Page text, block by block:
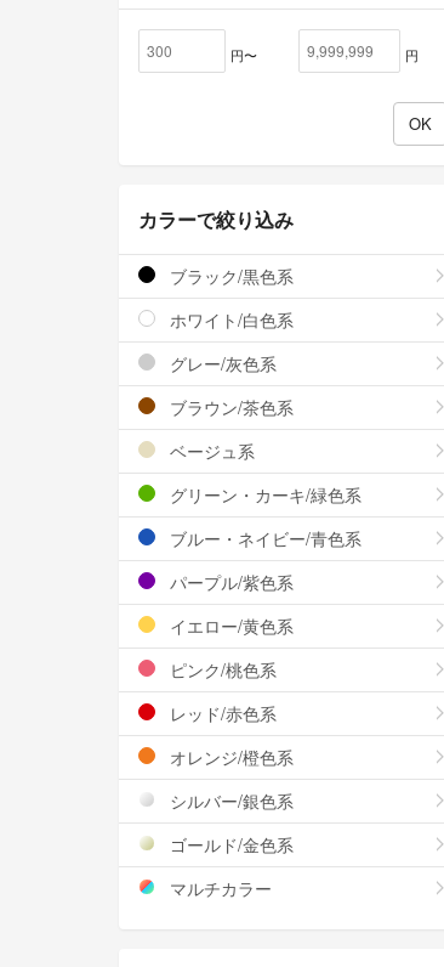
円〜 円
カラーで絞り込み
ブラック/黒色系
ホワイト/白色系
グレー/灰色系
ブラウン/茶色系
ベージュ系
グリーン・カーキ/緑色系
ブルー・ネイビー/青色系
パープル/紫色系
イエロー/黄色系
ピンク/桃色系
レッド/赤色系
オレンジ/橙色系
シルバー/銀色系
ゴールド/金色系
マルチカラー